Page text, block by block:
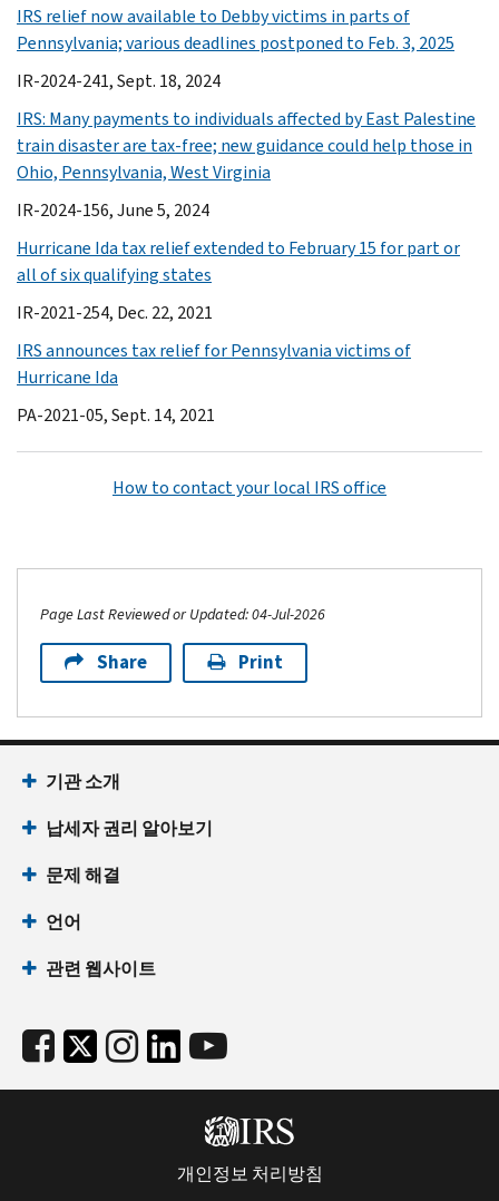
IRS relief now available to Debby victims in parts of
Pennsylvania; various deadlines postponed to Feb. 3, 2025
IR-2024-241, Sept. 18, 2024
IRS: Many payments to individuals affected by East Palestine
train disaster are tax-free; new guidance could help those in
Ohio, Pennsylvania, West Virginia
IR-2024-156, June 5, 2024
Hurricane Ida tax relief extended to February 15 for part or
all of six qualifying states
IR-2021-254, Dec. 22, 2021
IRS announces tax relief for Pennsylvania victims of
Hurricane Ida
PA-2021-05, Sept. 14, 2021
How to contact your local IRS office
Page Last Reviewed or Updated: 04-Jul-2026
Share Print
기관 소개
납세자 권리 알아보기
문제 해결
언어
관련 웹사이트
개인정보 처리방침